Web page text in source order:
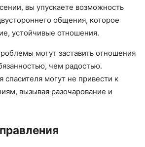
вы упускаете возможность
общения, которое
устойчивые отношения.
могут заставить отношения
чем радостью.
спасителя могут не привести к
вызывая разочарование и